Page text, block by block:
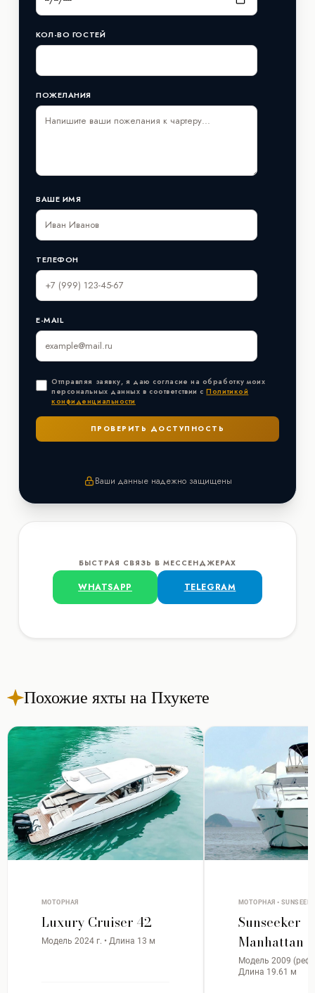
КОЛ-ВО ГОСТЕЙ
ПОЖЕЛАНИЯ
ВАШЕ ИМЯ
ТЕЛЕФОН
E-MAIL
Отправляя заявку, я даю согласие на обработку моих
персональных данных в соответствии сПолитикой
конфиденциальности
Ваши данные надежно защищены
БЫСТРАЯ СВЯЗЬ В МЕССЕНДЖЕРАХ
WHATSAPP TELEGRAM
Похожие яхты на Пхукете
МОТОРНАЯ
Luxury Cruiser 42
Модель 2024 г. • Длина 13 м
МОТОРНАЯ •
Sunseeker
Manhattan
Модель 2009
Длина 19.61 м